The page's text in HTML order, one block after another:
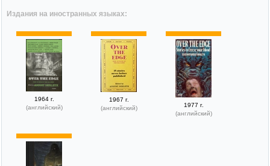
Издания на иностранных языках:
1964 г.
(английский)
1967 г.
(английский)
1977 г.
(английский)